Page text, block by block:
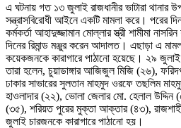
এ ঘটনায় গত ১৩ জুলাই রাজধানীর ভাটারা থানার
সন্ত্রাসবিরোধী আইনে একটি মামলা করে। পরের
কর্মকর্তা আহাদুজ্জামান মোল্লার স্ত্রী শামীমা
দিনের রিমান্ড মঞ্জুর করেন আদালত। এছাড়া এ
কয়েকজনকে কারাগারে পাঠানো হয়েছে। ২৯
তারা হলেন, চুয়াডাঙ্গার আজিজুল মিজি (২৬),
ঢাকার সাভারের সুলতান মাহমুদ ওরফে তছলিম
হাওলাদার (২২), ভোলা জেলার মো. হেলাল উদ্দিন
(৩৫), শরিয়ত পুরের মুক্তা আক্তার (৪৩),
জুলাই চারজনকে কারাগারে পাঠানো হয়।